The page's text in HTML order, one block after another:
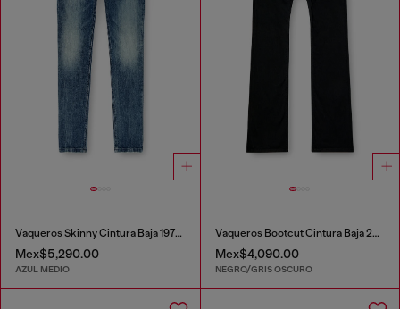
Vaqueros Skinny Cintura Baja 1979 Sleenker
Mex$5,290.00
AZUL MEDIO
Vaqueros Bootcut Cintura Baja 2007 Zatiny
Mex$4,090.00
NEGRO/GRIS OSCURO